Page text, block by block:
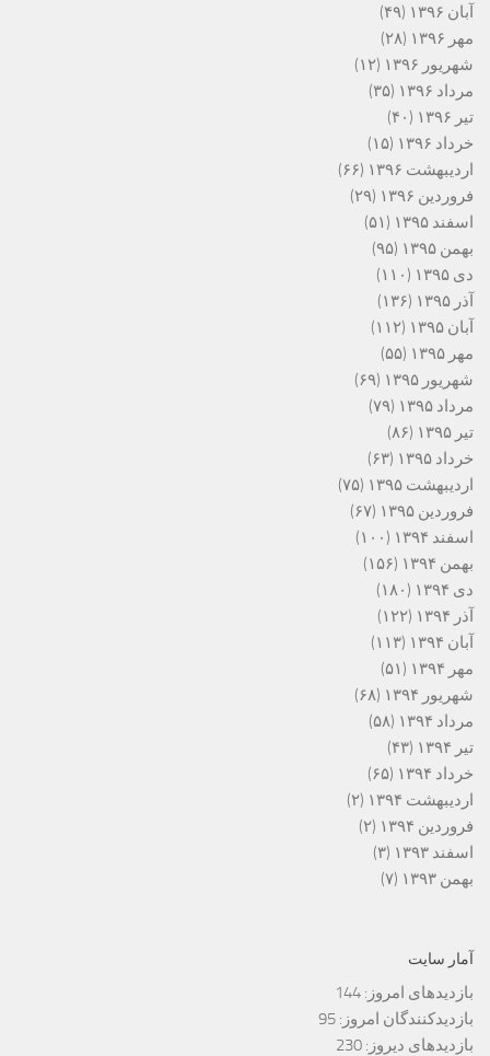
آبان ۱۳۹۶
(۴۹)
مهر ۱۳۹۶
(۲۸)
شهریور ۱۳۹۶
(۱۲)
مرداد ۱۳۹۶
(۳۵)
تیر ۱۳۹۶
(۴۰)
خرداد ۱۳۹۶
(۱۵)
اردیبهشت ۱۳۹۶
(۶۶)
فروردین ۱۳۹۶
(۲۹)
اسفند ۱۳۹۵
(۵۱)
بهمن ۱۳۹۵
(۹۵)
دی ۱۳۹۵
(۱۱۰)
آذر ۱۳۹۵
(۱۳۶)
آبان ۱۳۹۵
(۱۱۲)
مهر ۱۳۹۵
(۵۵)
شهریور ۱۳۹۵
(۶۹)
مرداد ۱۳۹۵
(۷۹)
تیر ۱۳۹۵
(۸۶)
خرداد ۱۳۹۵
(۶۳)
اردیبهشت ۱۳۹۵
(۷۵)
فروردین ۱۳۹۵
(۶۷)
اسفند ۱۳۹۴
(۱۰۰)
بهمن ۱۳۹۴
(۱۵۶)
دی ۱۳۹۴
(۱۸۰)
آذر ۱۳۹۴
(۱۲۲)
آبان ۱۳۹۴
(۱۱۳)
مهر ۱۳۹۴
(۵۱)
شهریور ۱۳۹۴
(۶۸)
مرداد ۱۳۹۴
(۵۸)
تیر ۱۳۹۴
(۴۳)
خرداد ۱۳۹۴
(۶۵)
اردیبهشت ۱۳۹۴
(۲)
فروردین ۱۳۹۴
(۲)
اسفند ۱۳۹۳
(۳)
بهمن ۱۳۹۳
(۷)
آمار سایت
بازدیدهای امروز: 144
بازدیدکنندگان امروز: 95
بازدیدهای دیروز: 230